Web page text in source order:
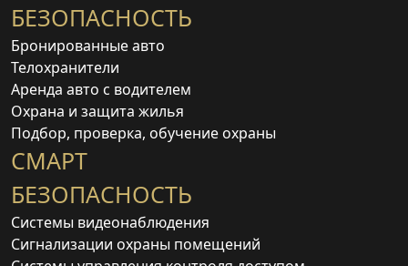
БЕЗОПАСНОСТЬ
Бронированные авто
Телохранители
Аренда авто с водителем
Охрана и защита жилья
Подбор, проверка, обучение охраны
СМАРТ
БЕЗОПАСНОСТЬ
Системы видеонаблюдения
Сигнализации охраны помещений